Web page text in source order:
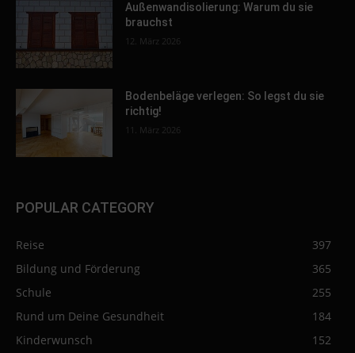
Außenwandisolierung: Warum du sie
brauchst
12. März 2026
Bodenbeläge verlegen: So legst du sie
richtig!
11. März 2026
POPULAR CATEGORY
Reise
397
Bildung und Förderung
365
Schule
255
Rund um Deine Gesundheit
184
Kinderwunsch
152